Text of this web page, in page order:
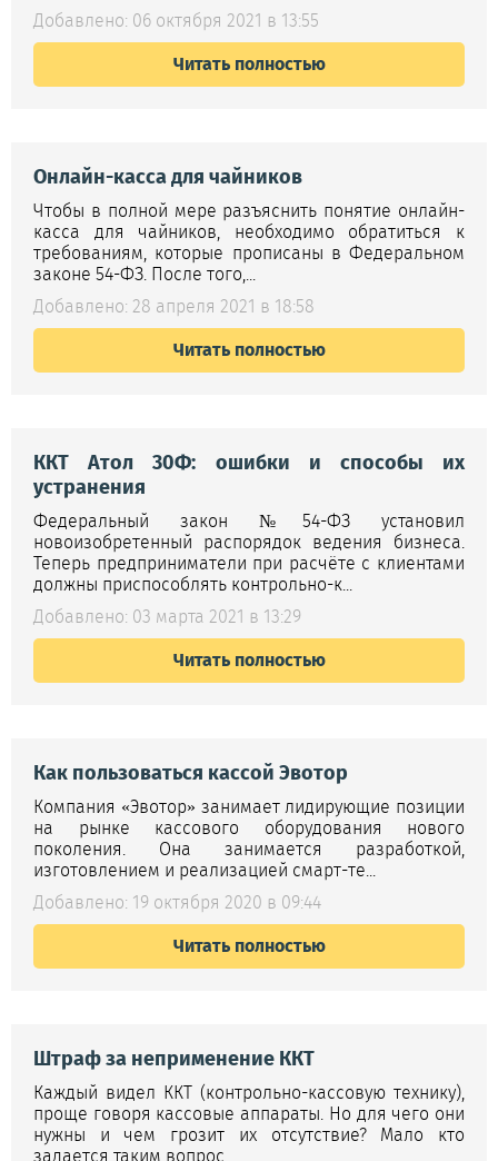
Добавлено: 06 октября 2021 в 13:55
Читать полностью
Онлайн-касса для чайников
Чтобы в полной мере разъяснить понятие онлайн-
касса для чайников, необходимо обратиться к
требованиям, которые прописаны в Федеральном
законе 54-ФЗ. После того,...
Добавлено: 28 апреля 2021 в 18:58
Читать полностью
ККТ Атол 30Ф: ошибки и способы их
устранения
Федеральный закон №54-ФЗ установил
новоизобретенный распорядок ведения бизнеса.
Теперь предприниматели при расчёте с клиентами
должны приспособлять контрольно-к...
Добавлено: 03 марта 2021 в 13:29
Читать полностью
Как пользоваться кассой Эвотор
Компания «Эвотор» занимает лидирующие позиции
на рынке кассового оборудования нового
поколения. Она занимается разработкой,
изготовлением и реализацией смарт-те...
Добавлено: 19 октября 2020 в 09:44
Читать полностью
Штраф за неприменение ККТ
Каждый видел ККТ (контрольно-кассовую технику),
проще говоря кассовые аппараты. Но для чего они
нужны и чем грозит их отсутствие? Мало кто
задается таким вопрос...